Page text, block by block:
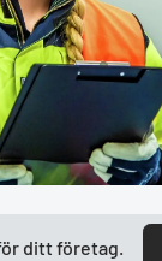
ditt företag.